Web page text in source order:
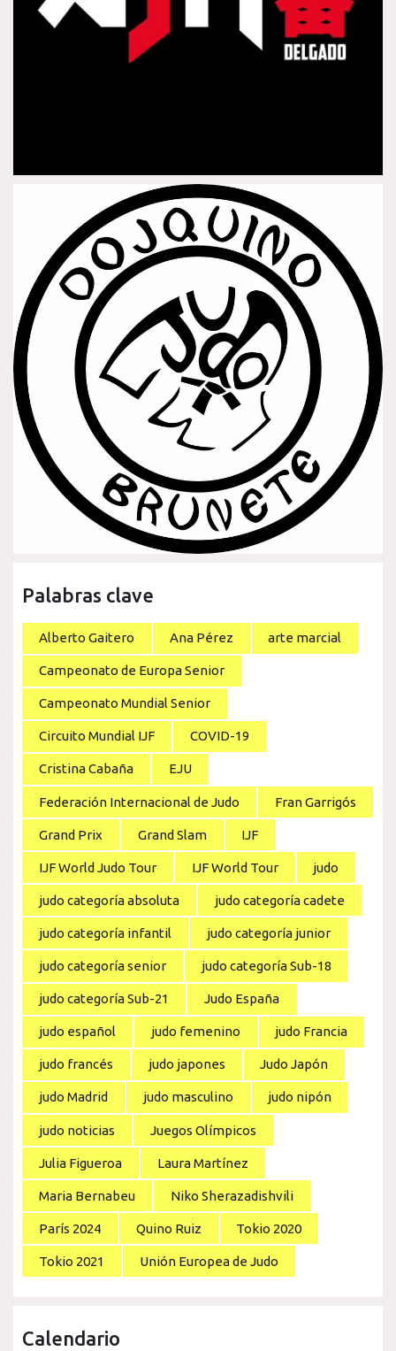
Palabras clave
Alberto Gaitero Ana Pérez arte marcial
Campeonato de Europa Senior
Campeonato Mundial Senior
Circuito Mundial IJF COVID-19
Cristina Cabaña EJU
Federación Internacional de Judo Fran Garrigós
Grand Prix Grand Slam IJF
IJF World Judo Tour IJF World Tour judo
judo categoría absoluta judo categoría cadete
judo categoría infantil judo categoría junior
judo categoría senior judo categoría Sub-18
judo categoría Sub-21 Judo España
judo español judo femenino judo Francia
judo francés judo japones Judo Japón
judo Madrid judo masculino judo nipón
judo noticias Juegos Olímpicos
Julia Figueroa Laura Martínez
Maria Bernabeu Niko Sherazadishvili
París 2024 Quino Ruiz Tokio 2020
Tokio 2021 Unión Europea de Judo
Calendario